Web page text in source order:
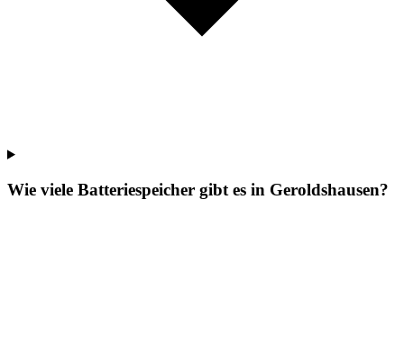
Wie viele Batteriespeicher gibt es in Geroldshausen?